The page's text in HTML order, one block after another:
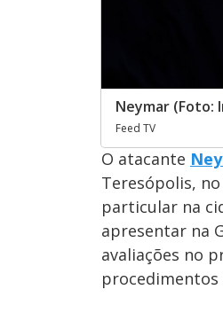
Neymar (Foto:
Feed TV
O atacante
Teresópolis,
particular na
apresentar na
avaliações no
procedimentos